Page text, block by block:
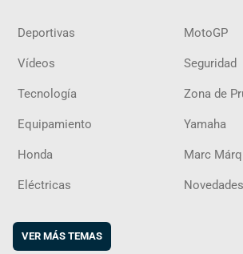
Deportivas MotoGP
Vídeos Seguridad
Tecnología Zona de
Equipamiento Yamaha
Honda Marc
Eléctricas
VER MÁS TEMAS